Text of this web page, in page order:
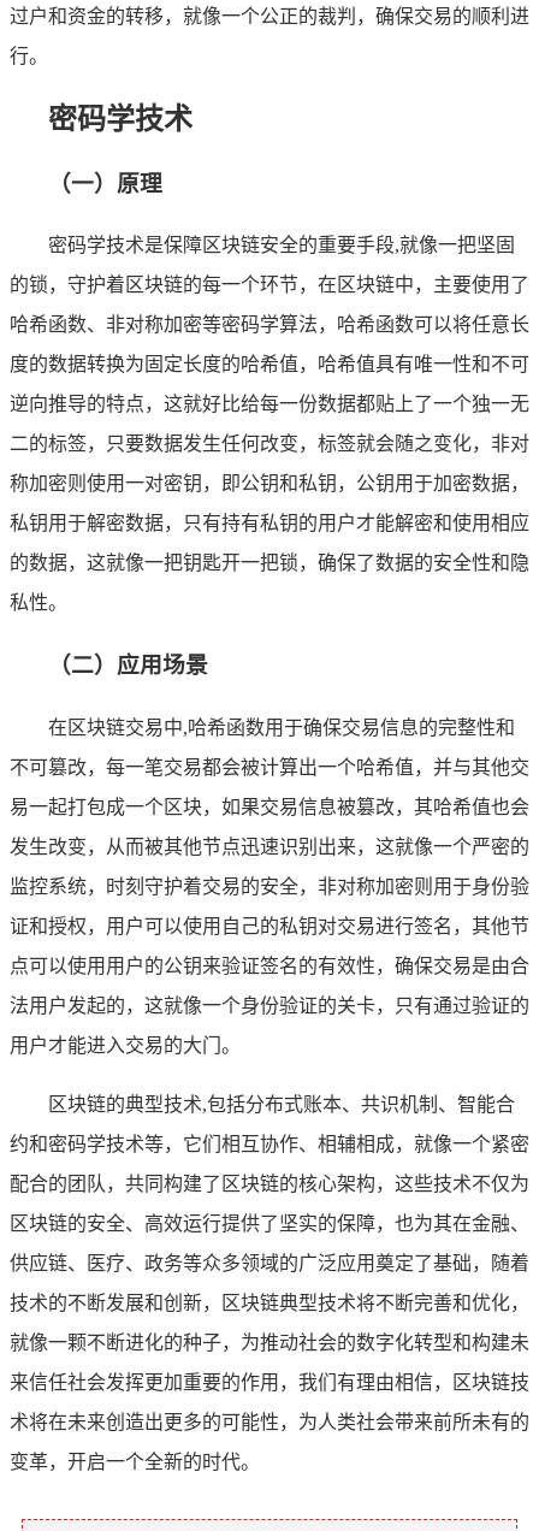
过户和资金的转移，就像一个公正的裁判，确保交易的顺利进
行。
密码学技术
（一）原理
密码学技术是保障区块链安全的重要手段,就像一把坚固
的锁，守护着区块链的每一个环节，在区块链中，主要使用了
哈希函数、非对称加密等密码学算法，哈希函数可以将任意长
度的数据转换为固定长度的哈希值，哈希值具有唯一性和不可
逆向推导的特点，这就好比给每一份数据都贴上了一个独一无
二的标签，只要数据发生任何改变，标签就会随之变化，非对
称加密则使用一对密钥，即公钥和私钥，公钥用于加密数据，
私钥用于解密数据，只有持有私钥的用户才能解密和使用相应
的数据，这就像一把钥匙开一把锁，确保了数据的安全性和隐
私性。
（二）应用场景
在区块链交易中,哈希函数用于确保交易信息的完整性和
不可篡改，每一笔交易都会被计算出一个哈希值，并与其他交
易一起打包成一个区块，如果交易信息被篡改，其哈希值也会
发生改变，从而被其他节点迅速识别出来，这就像一个严密的
监控系统，时刻守护着交易的安全，非对称加密则用于身份验
证和授权，用户可以使用自己的私钥对交易进行签名，其他节
点可以使用用户的公钥来验证签名的有效性，确保交易是由合
法用户发起的，这就像一个身份验证的关卡，只有通过验证的
用户才能进入交易的大门。
区块链的典型技术,包括分布式账本、共识机制、智能合
约和密码学技术等，它们相互协作、相辅相成，就像一个紧密
配合的团队，共同构建了区块链的核心架构，这些技术不仅为
区块链的安全、高效运行提供了坚实的保障，也为其在金融、
供应链、医疗、政务等众多领域的广泛应用奠定了基础，随着
技术的不断发展和创新，区块链典型技术将不断完善和优化，
就像一颗不断进化的种子，为推动社会的数字化转型和构建未
来信任社会发挥更加重要的作用，我们有理由相信，区块链技
术将在未来创造出更多的可能性，为人类社会带来前所未有的
变革，开启一个全新的时代。